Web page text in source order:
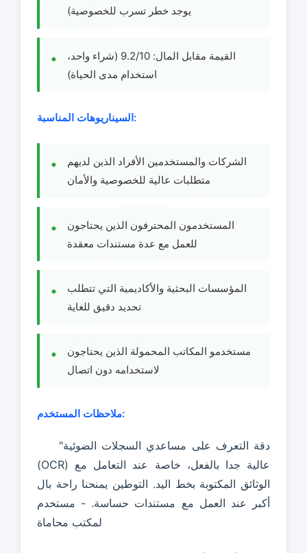
يوجد خطر تسرب للخصوصية)
القيمة مقابل المال: 9.2/10 (شراء واحد،
استخدام مدى الحياة)
السيناريوهات المناسبة:
الشركات والمستخدمين الأفراد الذين لديهم
متطلبات عالية للخصوصية والأمان
المستخدمون المحترفون الذين يحتاجون
للعمل مع عدة مستندات معقدة
المؤسسات البحثية والأكاديمية التي تتطلب
تحديد دقيق للغاية
مستخدمو المكاتب المحمولة الذين يحتاجون
لاستخدامه دون اتصال
ملاحظات المستخدم:
"دقة التعرف على مساعدي السجلات الضوئية
(OCR) عالية جدا بالفعل، خاصة عند التعامل مع
الوثائق المكتوبة بخط اليد. التوطين يمنحنا راحة بال
أكبر عند العمل مع مستندات حساسة. - مستخدم
لمكتب محاماة